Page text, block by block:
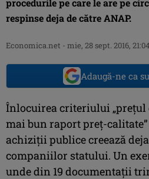
procedurile pe care le are pe
respinse deja de către ANAP.
Economica.net - mie, 28 sept. 2016, 21:04
Adaugă-ne ca
Înlocuirea criteriului „preţul
mai bun raport preţ-
achiziţii publice creează
companiilor statului. Un
unde din 19 documentaţii